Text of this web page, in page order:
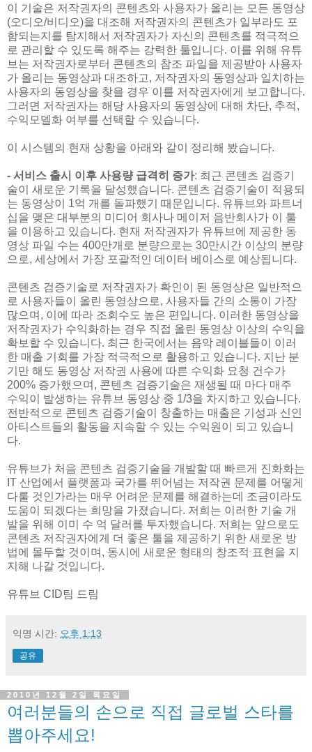
이 기술은 저작권자의 콘텐츠와 사용자가 올리는 모든 동영상
(오디오/비디오)을 대조해 저작권자의 콘텐츠가 일부라도 포
함되는지를 탐지해서 저작권자가 자신의 콘텐츠를 적극적으
로 관리할 수 있도록 해주는 강력한 툴입니다. 이를 위해 유튜
브는 저작권자로부터 콘텐츠의 참조 파일을 제공받아 사용자
가 올리는 동영상과 대조하고, 저작권자의 동영상과 일치하는
사용자의 동영상을 찾을 경우 이를 저작권자에게 보고합니다.
그러면 저작권자는 해당 사용자의 동영상에 대해 차단, 추적,
수익모델화 여부를 선택할 수 있습니다.
이 시스템의 현재 상황을 아래와 같이 정리해 봤습니다.
- 서비스 출시 이후 사용량 급격히 증가: 최근 콘텐츠 검증기
술이 새로운 기록을 달성했습니다. 콘텐츠 검증기술이 적용되
는 동영상이 1억 개를 돌파했기 때문입니다. 유튜브와 파트너
십을 맺은 대부분의 미디어 회사나 메이저 음반회사가 이 툴
을 이용하고 있습니다. 현재 저작권자가 유튜브에 제공한 동
영상 파일 수는 400만개로 분량으로는 30만시간 이상의 분량
으로, 세상에서 가장 포괄적인 데이터 베이스로 예상됩니다.
콘텐츠 검증기술로 저작권자가 확인이 된 동영상은 일반적으
로 사용자들이 올린 동영상으로, 사용자들 간의 소통이 가장
많으며, 이에 따라 조회수도 높은 편입니다. 이러한 동영상을
저작권자가 수익화하는 경우 직접 올린 동영상 이상의 수익을
확보할 수 있습니다. 최근 한국에서는 음악 레이블들이 이러
한 매출 기회를 가장 적극적으로 활용하고 있습니다. 지난 분
기만 해도 동영상 저작권 사용에 따른 수익화 요청 건수가
200% 증가했으며, 콘텐츠 검증기술은 재생될 때 마다 매주
수익이 발생하는 유튜브 동영상 중 1/3을 차지하고 있습니다.
전반적으로 콘텐츠 검증기술이 창출하는 매출은 기성과 신인
아티스트들의 활동을 지속할 수 있는 수익원이 되고 있습니
다.
유튜브가 처음 콘텐츠 검증기술을 개발할 때 빠르게 진화화는
IT 산업에서 플랫폼과 국가를 뛰어넘는 저작권 문제를 어떻게
다룰 것인가라는 매우 어려운 문제를 해결하는데 조금이라도
도움이 되겠다는 희망을 가졌습니다. 저희는 이러한 기술 개
발을 위해 이미 수 억 달러를 투자했습니다. 저희는 앞으로도
콘텐츠 저작권자에게 더 좋은 툴을 제공하기 위한 새로운 방
법에 몰두할 것이며, 동시에 새로운 형태의 창조적 표현을 지
지해 나갈 것입니다.
유튜브 CID팀 드림
익명 시간: 오후 1:13
공유
2010년 12월 2일 목요일
여러분들의 손으로 직접 글로벌 스타를
뽑아주세요!